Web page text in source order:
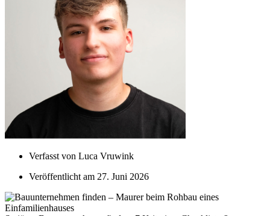
Verfasst von Luca Vruwink
Veröffentlicht am 27. Juni 2026